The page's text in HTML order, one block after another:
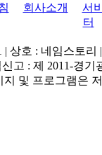
회사소개
서
터
상호 : 네임스토리
고 : 제 2011-경기
및 프로그램은